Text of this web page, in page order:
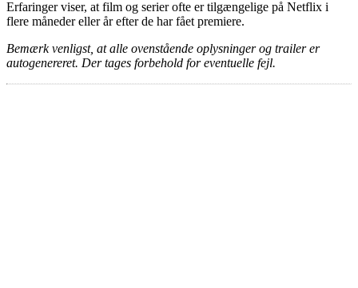
Erfaringer viser, at film og serier ofte er tilgængelige på Netflix i
flere måneder eller år efter de har fået premiere.
Bemærk venligst, at alle ovenstående oplysninger og trailer er
autogenereret. Der tages forbehold for eventuelle fejl.